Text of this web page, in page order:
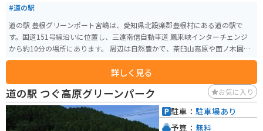
#道の駅
道の駅 豊根グリーンポート宮嶋は、愛知県北設楽郡豊根村にある道の駅で
す。国道151号線沿いに位置し、三遠南信自動車道 鳳来峡インターチェンジ
から約10分の場所にあります。 周辺は自然豊かで、茶臼山高原や面ノ木園地
など、四季折々の景色を楽しめる観光スポットが点在しています。また、道の
駅内には、地元の特産品を販売するショップやレストランがあり、豊根村の
恵みを堪能できます。特におすすめは、ジビエ料理や山菜料理です。 バイク
で訪れる場合、道の駅には広い駐車場が完備されているので安心です。ツー
リングの休憩場所としても最適です。周辺の道路は、ワインディングロード
が多いので、バイク走行を楽しみたい方にもおすすめです。 【おすすめポイ
詳しく見る
道の駅 つぐ高原グリーンパーク お気に入り
駐車： 駐車場あり
予算： 無料